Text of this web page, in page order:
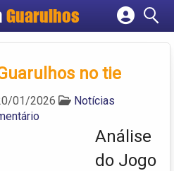
Guarulhos
Cadastrar empresa
Criar conta
no tie
01/2026
Notícias
Análise
do Jogo